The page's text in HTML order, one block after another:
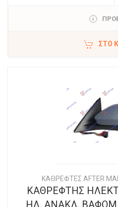
ΣΤΟ
ΚΑΘΡΕΦΤΕΣ AFTER
ΚΑΘΡΕΦΤΗΣ
ΗΛ. ΑΝΑΚΛ.